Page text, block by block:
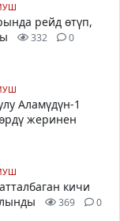
рейд өтүп,
332 0
Аламүдүн-1
жеринен
кичи
369 0